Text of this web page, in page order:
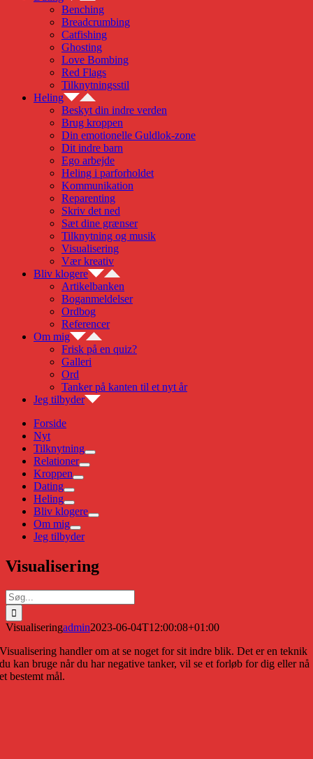
Benching
Breadcrumbing
Catfishing
Ghosting
Love Bombing
Red Flags
Tilknytningsstil
Heling
Beskyt din indre verden
Brug kroppen
Din emotionelle Guldlok-zone
Dit indre barn
Ego arbejde
Heling i parforholdet
Kommunikation
Reparenting
Skriv det ned
Sæt dine grænser
Tilknytning og musik
Visualisering
Vær kreativ
Bliv klogere
Artikelbanken
Boganmeldelser
Ordbog
Referencer
Om mig
Frisk på en quiz?
Galleri
Ord
Tanker på kanten til et nyt år
Jeg tilbyder
Forside
Nyt
Tilknytning
Relationer
Kroppen
Dating
Heling
Bliv klogere
Om mig
Jeg tilbyder
Visualisering
Søg
efter:
Visualiseringadmin2023-06-04T12:00:08+01:00
Visualisering handler om at se noget for sit indre blik. Det er en teknik
du kan bruge når du har negative tanker, vil se et forløb for dig eller nå
et bestemt mål.